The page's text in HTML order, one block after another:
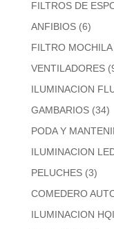
FILTROS DE
ANFIBIOS (6)
FILTRO MOCHILA
VENTILADORES
ILUMINACION
GAMBARIOS (34)
PODA Y
ILUMINACION
PELUCHES (3)
COMEDERO
ILUMINACION HQI